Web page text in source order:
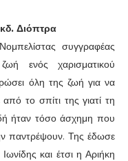
Διόπτρα
συγγραφέας
ενός χαρισματικού
όλη της ζωή για να
το σπίτι της γιατί τη
ήταν τόσο άσχημη που
παντρέψουν. Της έδωσε
και έτσι η Αριήκη